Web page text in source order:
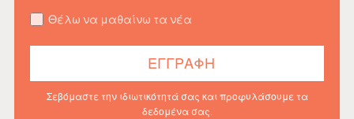
Θέλω να μαθαίνω τα νέα
Σεβόμαστε την ιδιωτικότητά σας και προφυλάσουμε τα
δεδομένα σας.